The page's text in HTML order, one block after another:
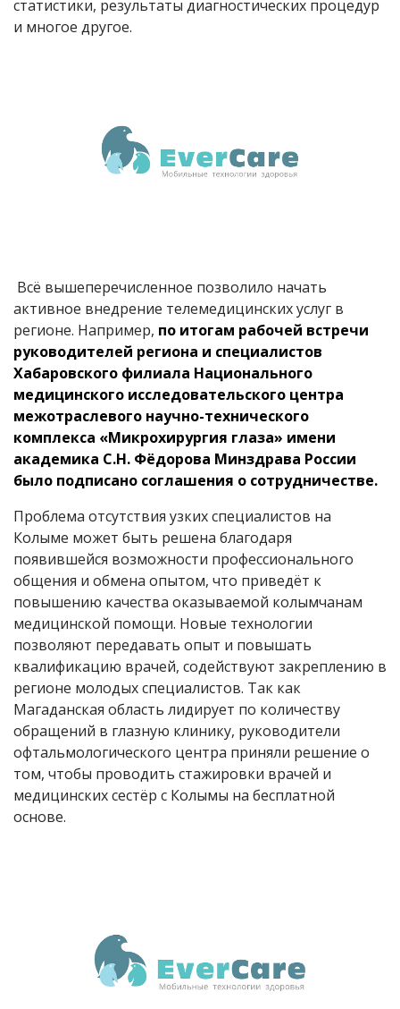
статистики, результаты диагностических процедур
и многое другое.
Всё вышеперечисленное позволило начать
активное внедрение телемедицинских услуг в
регионе. Например, по итогам рабочей встречи
руководителей региона и специалистов
Хабаровского филиала Национального
медицинского исследовательского центра
межотраслевого научно-технического
комплекса «Микрохирургия глаза» имени
академика С.Н. Фёдорова Минздрава России
было подписано соглашения о сотрудничестве.
Проблема отсутствия узких специалистов на
Колыме может быть решена благодаря
появившейся возможности профессионального
общения и обмена опытом, что приведёт к
повышению качества оказываемой колымчанам
медицинской помощи. Новые технологии
позволяют передавать опыт и повышать
квалификацию врачей, содействуют закреплению в
регионе молодых специалистов. Так как
Магаданская область лидирует по количеству
обращений в глазную клинику, руководители
офтальмологического центра приняли решение о
том, чтобы проводить стажировки врачей и
медицинских сестёр с Колымы на бесплатной
основе.